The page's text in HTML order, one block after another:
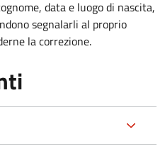
data e luogo di nascita,
segnalarli al proprio
la correzione.